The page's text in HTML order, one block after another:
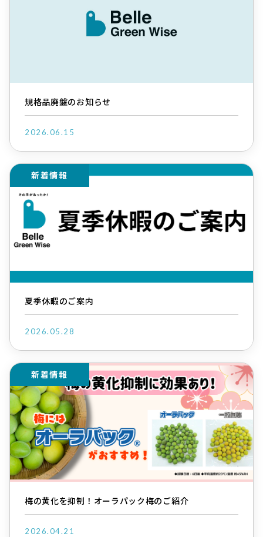
規格品廃盤のお知らせ
2026.06.15
新着情報
夏季休暇のご案内
2026.05.28
新着情報
梅の黄化を抑制！オーラパック梅のご紹介
2026.04.21